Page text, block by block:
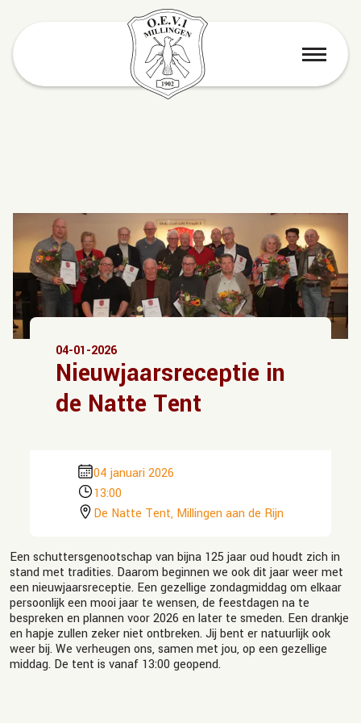
menu
04-01-2026
Nieuwjaarsreceptie in
de Natte Tent
04 januari 2026
13:00
De Natte Tent, Millingen aan de Rijn
Een schuttersgenootschap van bijna 125 jaar oud houdt zich in
stand met tradities. Daarom beginnen we ook dit jaar weer met
een nieuwjaarsreceptie. Een gezellige zondagmiddag om elkaar
persoonlijk een mooi jaar te wensen, de feestdagen na te
bespreken en plannen voor 2026 en later te smeden. Een drankje
en hapje zullen zeker niet ontbreken. Jij bent er natuurlijk ook
weer bij. We verheugen ons, samen met jou, op een gezellige
middag. De tent is vanaf 13:00 geopend.